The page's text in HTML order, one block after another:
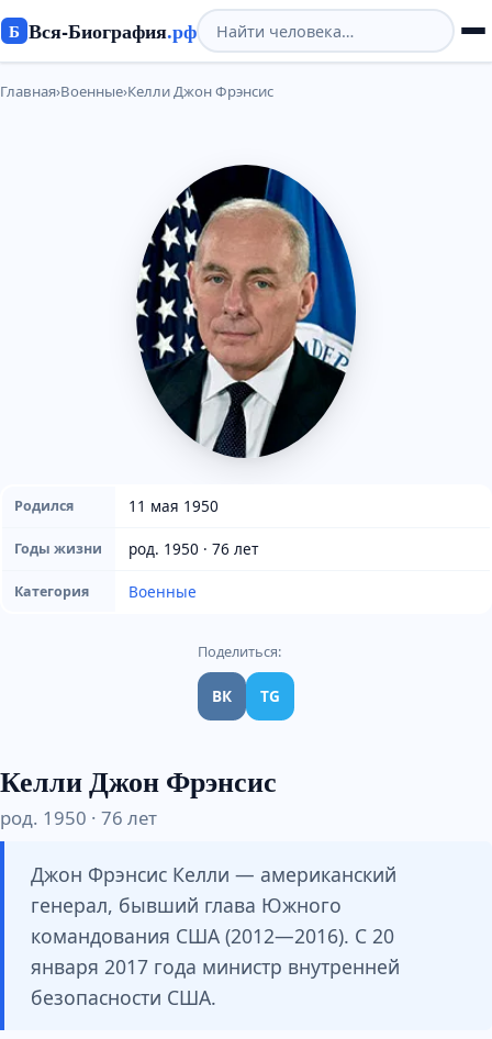
Б Вся-Биография.рф
Главная›Военные›Келли Джон Фрэнсис
Родился 11 мая 1950
Годы жизни род. 1950 · 76 лет
Категория Военные
Поделиться:
ВК TG
Келли Джон Фрэнсис
род. 1950 · 76 лет
Джон Фрэнсис Келли — американский
генерал, бывший глава Южного
командования США (2012—2016). С 20
января 2017 года министр внутренней
безопасности США.